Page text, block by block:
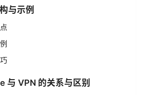
与示例
与 VPN 的关系与区别